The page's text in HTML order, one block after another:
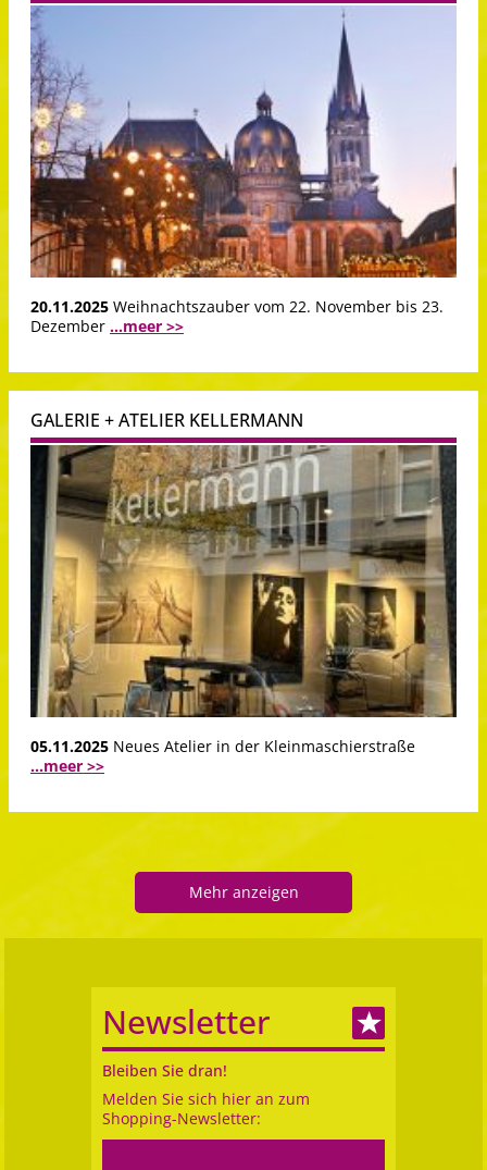
20.11.2025 Weihnachtszauber vom 22. November bis 23.
Dezember ...meer >>
GALERIE + ATELIER KELLERMANN
05.11.2025 Neues Atelier in der Kleinmaschierstraße
...meer >>
Mehr anzeigen
Newsletter
Bleiben Sie dran!
Melden Sie sich hier an zum
Shopping-Newsletter: